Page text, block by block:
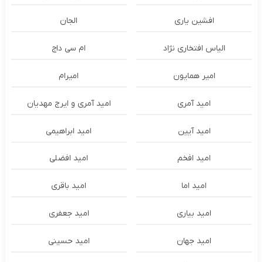
افشین یاری الجان
الیاس افتخاری نژاد ام سی داج
امير همايون اميرام
امید آمری امید آمری و ایرج مهدیان
امید آیین امید ابراهیمی
امید افخم امید افضلی
امید اما امید باقری
امید بیاری امید جعفری
امید جهان امید حسینی